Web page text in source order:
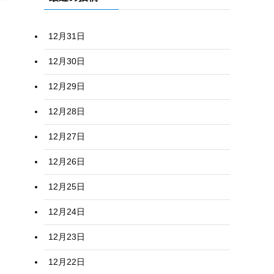
12月31日
12月30日
12月29日
12月28日
12月27日
12月26日
12月25日
12月24日
12月23日
12月22日